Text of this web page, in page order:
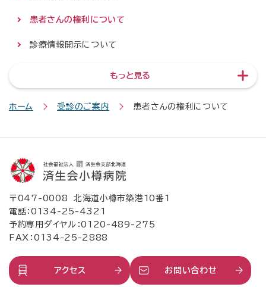
患者さんの権利について
診療情報開示について
もっと見る
ホーム 受診のご案内 患者さんの権利について
〒047-0008 北海道小樽市築港10番1
電話：0134-25-4321
予約専用ダイヤル：0120-489-275
FAX：0134-25-2888
アクセス お問い合わせ